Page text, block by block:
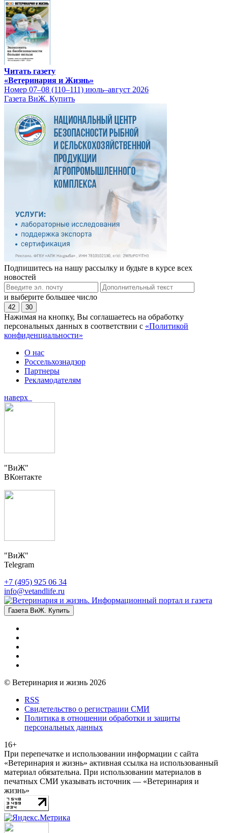
Читать газету
«Ветеринария и Жизнь»
Номер 07–08 (110–111) июль–август 2026
Газета ВиЖ. Купить
Подпишитесь на нашу рассылку и будьте в курсе всех
новостей
и выберите большее число
42 30
Нажимая на кнопку, Вы соглашаетесь на обработку
персональных данных в соответствии с «Политикой
конфиденциальности»
О нас
Россельхознадзор
Партнеры
Рекламодателям
наверх
"ВиЖ"
ВКонтакте
"ВиЖ"
Telegram
+7 (495) 925 06 34
info@vetandlife.ru
Газета ВиЖ. Купить
© Ветеринария и жизнь 2026
RSS
Свидетельство о регистрации СМИ
Политика в отношении обработки и защиты
персональных данных
16+
При перепечатке и использовании информации с сайта
«Ветеринария и жизнь» активная ссылка на использованный
материал обязательна. При использовании материалов в
печатных СМИ указывать источник — «Ветеринария и
жизнь»